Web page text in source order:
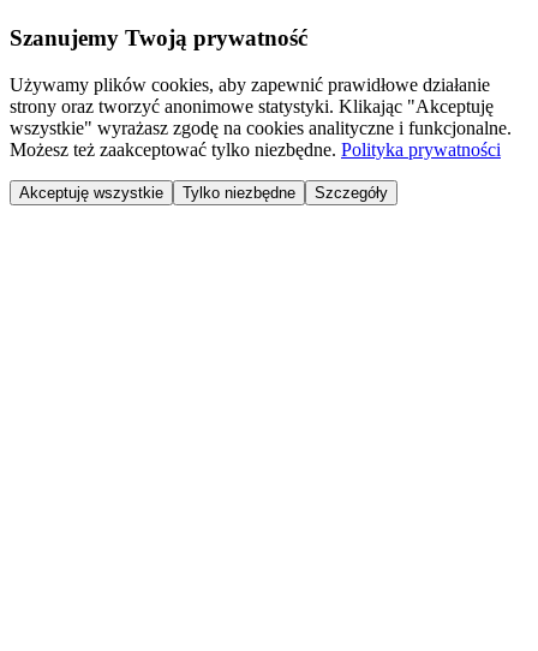
Szanujemy Twoją prywatność
Używamy plików cookies, aby zapewnić prawidłowe działanie
strony oraz tworzyć anonimowe statystyki. Klikając "Akceptuję
wszystkie" wyrażasz zgodę na cookies analityczne i funkcjonalne.
Możesz też zaakceptować tylko niezbędne. Polityka prywatności
Akceptuję wszystkie Tylko niezbędne Szczegóły